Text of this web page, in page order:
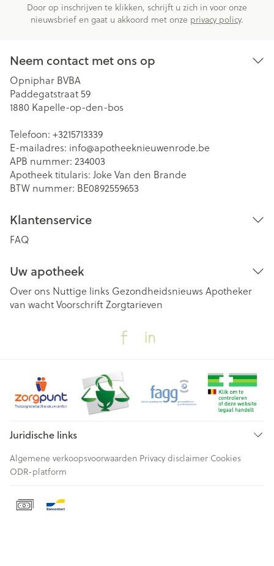
Door op inschrijven te klikken, schrijft u zich in voor onze
nieuwsbrief en gaat u akkoord met onze privacy policy.
Neem contact met ons op
Opniphar BVBA
Paddegatstraat 59
1880 Kapelle-op-den-bos
Telefoon: +3215713339
E-mailadres: info@apotheeknieuwenrode.be
APB nummer: 234003
Apotheek titularis: Joke Van den Brande
BTW nummer: BE0892559653
Klantenservice
FAQ
Uw apotheek
Over ons Nuttige links Gezondheidsnieuws Apotheker
van wachtVoorschriftZorgtarieven
Juridische links
Algemene verkoopsvoorwaarden Privacy disclaimer Cookies
ODR-platform